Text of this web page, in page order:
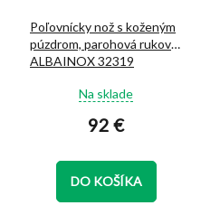
Poľovnícky nož s koženým
púzdrom, parohová rukoväť
ALBAINOX 32319
Priemerné
hodnotenie
produktu
z
5
Na sklade
92 €
DO KOŠÍKA